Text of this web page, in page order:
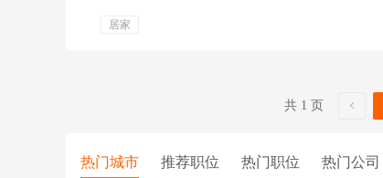
居家
共 1 页
热门城市 推荐职位 热门职位 热门公司